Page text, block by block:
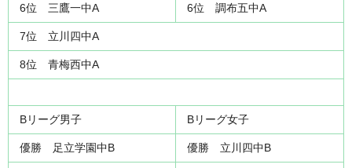
6位 三鷹一中A 6位 調布五中A
7位 立川四中A
8位 青梅西中A
Bリーグ男子 Bリーグ女子
優勝 足立学園中B 優勝 立川四中B